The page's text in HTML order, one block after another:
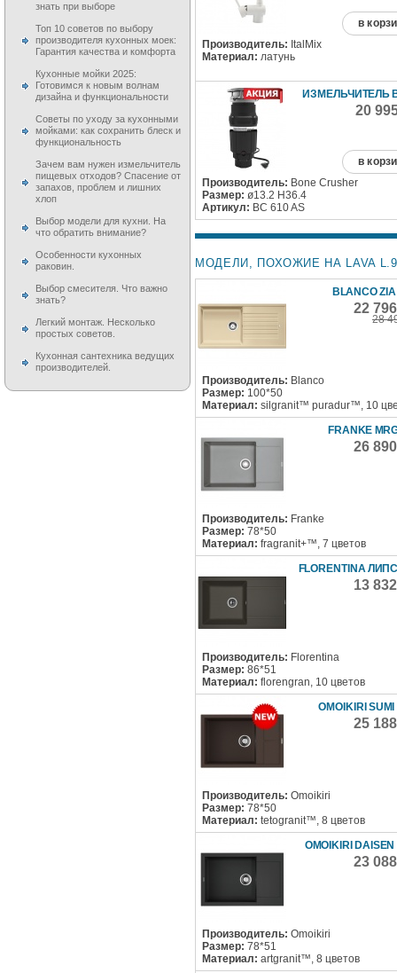
в
Производитель: ItalMix
Материал: латунь
ИЗМЕЛЬЧИТЕЛЬ
20
в
Производитель: Bone Crusher
Размер: ø13.2 H36.4
Артикул: BC 610 AS
МОДЕЛИ, ПОХОЖИЕ НА LAVA
BLANCO
22
28
Производитель: Blanco
Размер: 100*50
Материал: silgranit™ puradur™, 10
FRANKE
26
Производитель: Franke
Размер: 78*50
Материал: fragranit+™, 7 цветов
FLORENTINA
13
Производитель: Florentina
Размер: 86*51
Материал: florengran, 10 цветов
OMOIKIRI
25
Производитель: Omoikiri
Размер: 78*50
Материал: tetogranit™, 8 цветов
OMOIKIRI
23
Производитель: Omoikiri
Размер: 78*51
Материал: artgranit™, 8 цветов
знать при выборе
Топ 10 советов по выбору
производителя кухонных моек:
Гарантия качества и комфорта
Кухонные мойки 2025:
Готовимся к новым волнам
дизайна и функциональности
Советы по уходу за кухонными
мойками: как сохранить блеск и
функциональность
Зачем вам нужен измельчитель
пищевых отходов? Спасение от
запахов, проблем и лишних
хлоп
Выбор модели для кухни. На
что обратить внимание?
Особенности кухонных
раковин.
Выбор смесителя. Что важно
знать?
Легкий монтаж. Несколько
простых советов.
Кухонная сантехника ведущих
производителей.